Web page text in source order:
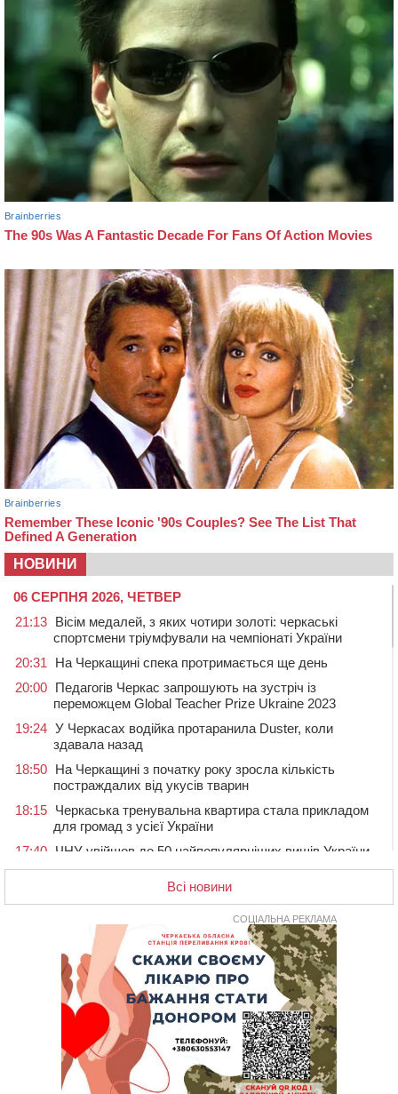
НОВИНИ
06 СЕРПНЯ 2026, ЧЕТВЕР
21:13 Вісім медалей, з яких чотири золоті: черкаські
спортсмени тріумфували на чемпіонаті України
20:31
На Черкащині спека протримається ще день
20:00 Педагогів Черкас запрошують на зустріч із
переможцем Global Teacher Prize Ukraine 2023
19:24 У Черкасах водійка протаранила Duster, коли
здавала назад
18:50 На Черкащині з початку року зросла кількість
постраждалих від укусів тварин
18:15 Черкаська тренувальна квартира стала прикладом
для громад з усієї України
17:40 ЧНУ увійшов до 50 найпопулярніших вишів України
серед вступників
На Хімселищі у Черкасах облаштували новий
контейнерний майданчик
Без розтину грудної клітки: у Черкасах 75-річній
пацієнтці замінили аортальний клапан
У Черкаському онкоцентрі встановили сонячну
електростанцію за понад пів мільйона гривень
У Київській області прощаються з полеглим на
фронті жителем Монастирищини
У Черкасах містяни через нову скляну зупинку і
вирізані дерева потерпають від спеки: Бондаренко
Всі новини
СОЦІАЛЬНА РЕКЛАМА